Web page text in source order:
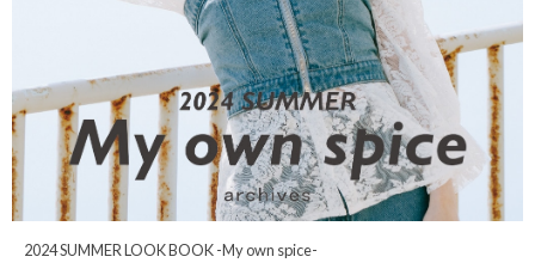
2024 SUMMER LOOK BOOK -My own spice-